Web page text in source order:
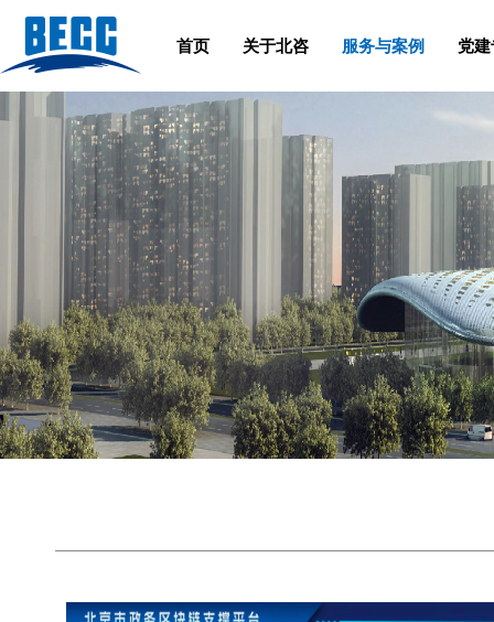
首页 关于北咨 服务与案例 党